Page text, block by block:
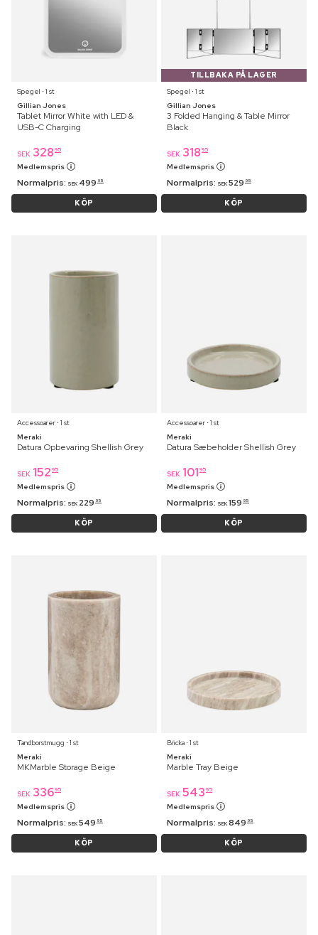
Spegel ⋅ 1 st
Gillian Jones
Tablet Mirror White with LED &
USB-C Charging
SEK 328 95
Medlemspris
Normalpris: SEK 499 95
KÖP
TILLBAKA PÅ LAGER
Spegel ⋅ 1 st
Gillian Jones
3 Folded Hanging & Table Mirror
Black
SEK 318 95
Medlemspris
Normalpris: SEK 529 95
KÖP
Accessoarer ⋅ 1 st
Meraki
Datura Opbevaring Shellish Grey
SEK 152 95
Medlemspris
Normalpris: SEK 229 95
KÖP
Accessoarer ⋅ 1 st
Meraki
Datura Sæbeholder Shellish Grey
SEK 101 95
Medlemspris
Normalpris: SEK 159 95
KÖP
Tandborstmugg ⋅ 1 st
Meraki
MKMarble Storage Beige
SEK 33695
Medlemspris
Normalpris: SEK 549 95
KÖP
Bricka ⋅ 1 st
Meraki
Marble Tray Beige
SEK 543 95
Medlemspris
Normalpris: SEK 849 95
KÖP